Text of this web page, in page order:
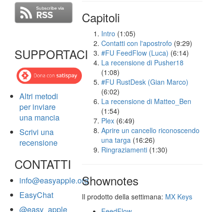
SUPPORTACI
Altri metodi
per inviare
una mancia
Scrivi una
recensione
CONTATTI
info@easyapple.org
EasyChat
@easy_apple
Capitoli
Intro (1:05)
Contatti con l'apostrofo (9:29)
#FU FeedFlow (Luca) (6:14)
La recensione di Pusher18
(1:08)
#FU RustDesk (Gian Marco)
(6:02)
La recensione di Matteo_Ben
(1:54)
Plex (6:49)
Aprire un cancello riconoscendo
una targa (16:26)
Ringraziamenti (1:30)
Shownotes
Il prodotto della settimana: MX Keys